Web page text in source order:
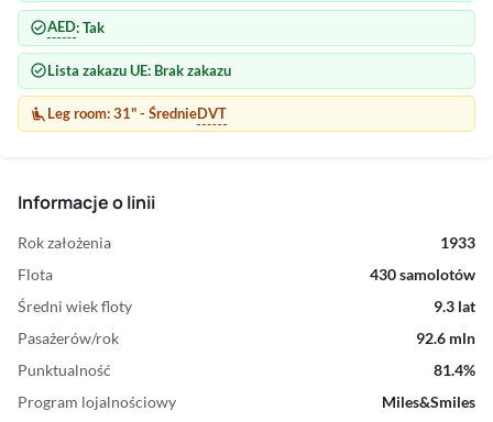
check_circleAED: Tak
check_circleLista zakazu UE: Brak zakazu
airline_seat_recline_extraLeg room: 31" - ŚrednieDVT
Informacje o linii
Rok założenia
1933
Flota
430 samolotów
Średni wiek floty
9.3 lat
Pasażerów/rok
92.6 mln
Punktualność
81.4%
Program lojalnościowy
Miles&Smiles